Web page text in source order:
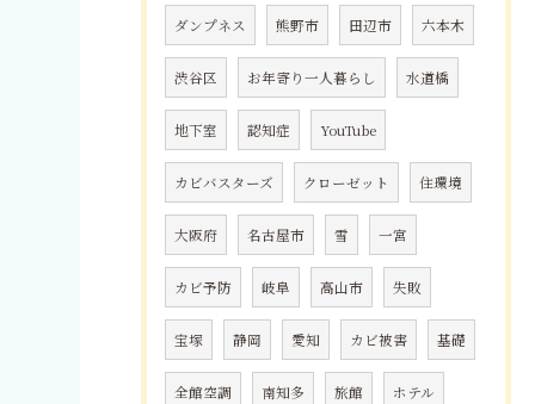
ダンプネス 熊野市 田辺市 六本木
渋谷区 お年寄り一人暮らし 水道橋
地下室 認知症 YouTube
カビバスターズ クローゼット 住環境
大阪府 名古屋市 雪 一宮
カビ予防 岐阜 高山市 失敗
宝塚 静岡 愛知 カビ被害 基礎
全館空調 南知多 旅館 ホテル